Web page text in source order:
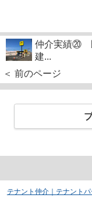
仲介実績⑳
建...
＜ 前のページ
テナント仲介｜テナント